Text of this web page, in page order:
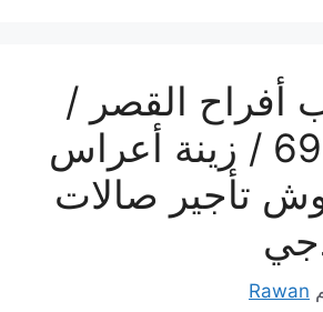
أفراح القصر /
69694474 / زينة أعراس
تأجير صالات
Rawan